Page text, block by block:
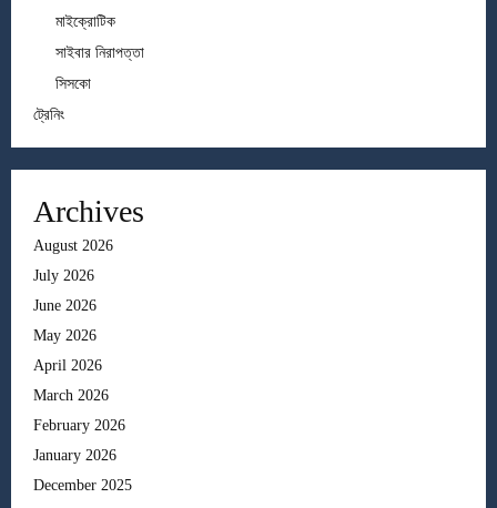
মাইক্রোটিক
সাইবার নিরাপত্তা
সিসকো
ট্রেনিং
Archives
August 2026
July 2026
June 2026
May 2026
April 2026
March 2026
February 2026
January 2026
December 2025